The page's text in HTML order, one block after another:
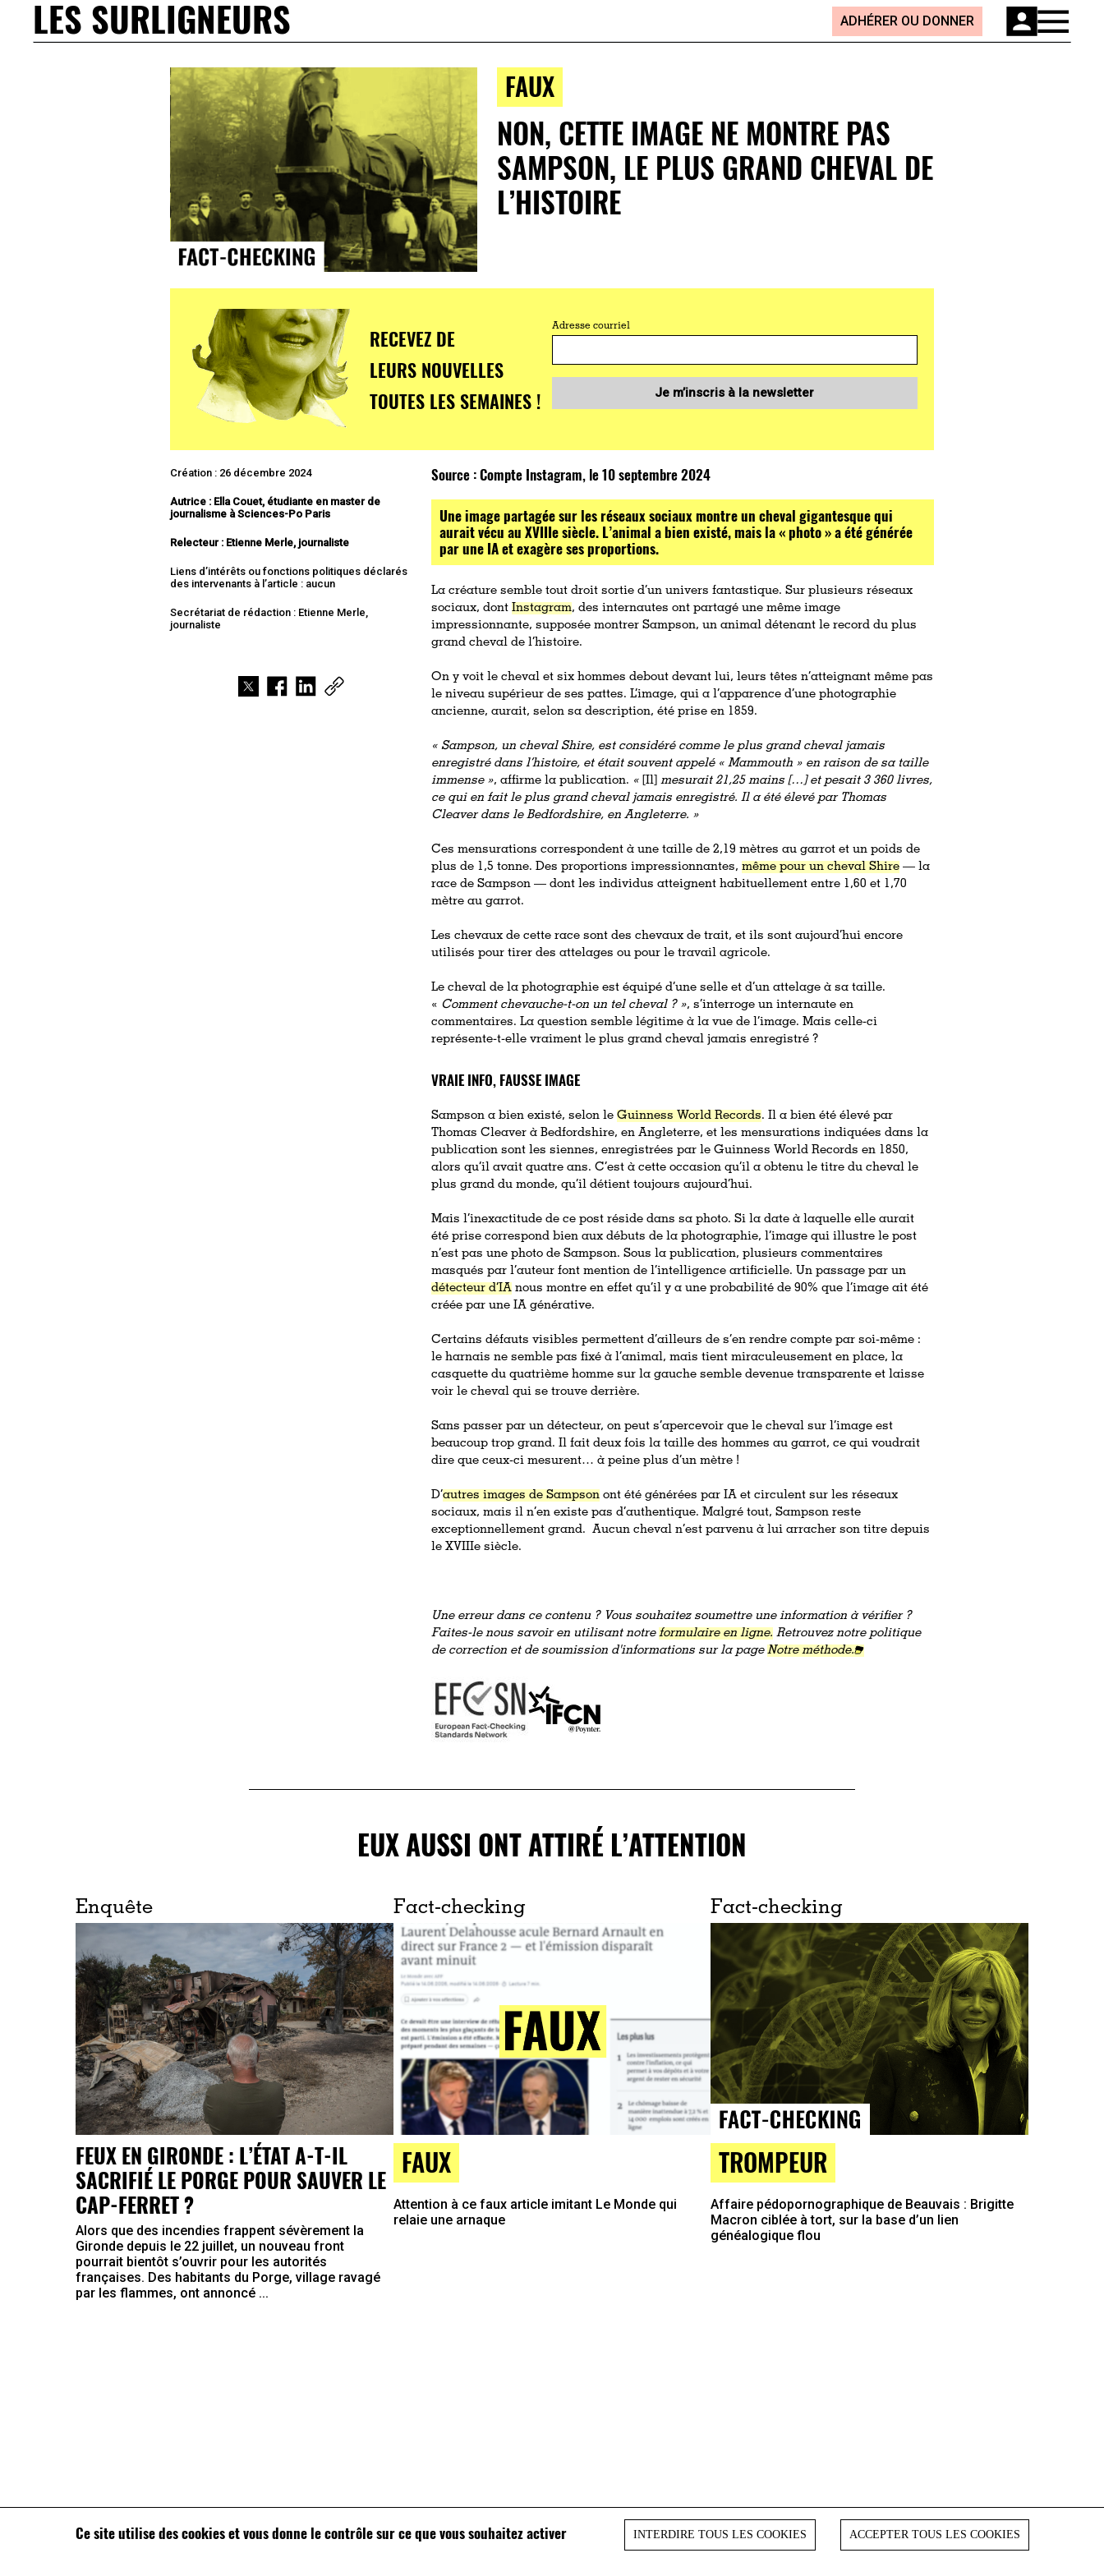
Ce site utilise des cookies et vous donne le contrôle sur ce que vous souhaitez activer INTERDIRE TOUS LES COOKIES ACCEPTER TOUS LES COOKIES
LES SURLIGNEURS ADHÉRER OU DONNER
FAUX
NON, CETTE IMAGE NE MONTRE PAS
SAMPSON, LE PLUS GRAND CHEVAL DE
L’HISTOIRE
RECEVEZ DE
LEURS NOUVELLES
TOUTES LES SEMAINES !
Adresse courriel
Je m’inscris à la newsletter
Création : 26 décembre 2024
Autrice : Ella Couet, étudiante en master de
journalisme à Sciences-Po Paris
Relecteur : Etienne Merle, journaliste
Liens d’intérêts ou fonctions politiques déclarés
des intervenants à l’article : aucun
Secrétariat de rédaction : Etienne Merle,
journaliste
Source :Compte Instagram, le 10 septembre 2024
Une image partagée sur les réseaux sociaux montre un cheval gigantesque qui
aurait vécu au XVIIIe siècle. L’animal a bien existé, mais la « photo » a été générée
par une IA et exagère ses proportions.
La créature semble tout droit sortie d’un univers fantastique. Sur plusieurs réseaux
sociaux, dontInstagram, des internautes ont partagé une même image
impressionnante, supposée montrer Sampson, un animal détenant le record du plus
grand cheval de l’histoire.
On y voit le cheval et six hommes debout devant lui, leurs têtes n’atteignant même pas
le niveau supérieur de ses pattes. L’image, qui a l’apparence d’une photographie
ancienne, aurait, selon sa description, été prise en 1859.
« Sampson, un cheval Shire, est considéré comme le plus grand cheval jamais
enregistré dans l’histoire, et était souvent appelé « Mammouth » en raison de sa taille
immense », affirme la publication. « [Il] mesurait 21,25 mains […] et pesait 3 360 livres,
ce qui en fait le plus grand cheval jamais enregistré. Il a été élevé par Thomas
Cleaver dans le Bedfordshire, en Angleterre. »
Ces mensurations correspondent à une taille de 2,19 mètres au garrot et un poids de
plus de 1,5 tonne. Des proportions impressionnantes,même pour un cheval Shire — la
race de Sampson — dont les individus atteignent habituellement entre 1,60 et 1,70
mètre au garrot.
Les chevaux de cette race sont des chevaux de trait, et ils sont aujourd’hui encore
utilisés pour tirer des attelages ou pour le travail agricole.
Le cheval de la photographie est équipé d’une selle et d’un attelage à sa taille.
« Comment chevauche-t-on un tel cheval ? », s’interroge un internaute en
commentaires. La question semble légitime à la vue de l’image. Mais celle-ci
représente-t-elle vraiment le plus grand cheval jamais enregistré ?
VRAIE INFO, FAUSSE IMAGE
Sampson a bien existé, selon leGuinness World Records. Il a bien été élevé par
Thomas Cleaver à Bedfordshire, en Angleterre, et les mensurations indiquées dans la
publication sont les siennes, enregistrées par le Guinness World Records en 1850,
alors qu’il avait quatre ans. C’est à cette occasion qu’il a obtenu le titre du cheval le
plus grand du monde, qu’il détient toujours aujourd’hui.
Mais l’inexactitude de ce post réside dans sa photo. Si la date à laquelle elle aurait
été prise correspond bien aux débuts de la photographie, l’image qui illustre le post
n’est pas une photo de Sampson. Sous la publication, plusieurs commentaires
masqués par l’auteur font mention de l’intelligence artificielle. Un passage par un
détecteur d’IA nous montre en effet qu’il y a une probabilité de 90% que l’image ait été
créée par une IA générative.
Certains défauts visibles permettent d’ailleurs de s’en rendre compte par soi-même :
le harnais ne semble pas fixé à l’animal, mais tient miraculeusement en place, la
casquette du quatrième homme sur la gauche semble devenue transparente et laisse
voir le cheval qui se trouve derrière.
Sans passer par un détecteur, on peut s’apercevoir que le cheval sur l’image est
beaucoup trop grand. Il fait deux fois la taille des hommes au garrot, ce qui voudrait
dire que ceux-ci mesurent… à peine plus d’un mètre !
D’autres images de Sampson ont été générées par IA et circulent sur les réseaux
sociaux, mais il n’en existe pas d’authentique. Malgré tout, Sampson reste
exceptionnellement grand. Aucun cheval n’est parvenu à lui arracher son titre depuis
le XVIIIe siècle.
Une erreur dans ce contenu ? Vous souhaitez soumettre une information à vérifier ?
Faites-le nous savoir en utilisant notreformulaire en ligne. Retrouvez notre politique
de correction et de soumission d'informations sur la pageNotre méthode.
EUX AUSSI ONT ATTIRÉ L’ATTENTION
Enquête
FEUX EN GIRONDE : L’ÉTAT A-T-IL
SACRIFIÉ LE PORGE POUR SAUVER LE
CAP-FERRET ?
Alors que des incendies frappent sévèrement la
Gironde depuis le 22 juillet, un nouveau front
pourrait bientôt s’ouvrir pour les autorités
françaises. Des habitants du Porge, village ravagé
par les flammes, ont annoncé ...
Fact-checking
FAUX
Attention à ce faux article imitant Le Monde qui
relaie une arnaque
Fact-checking
TROMPEUR
Affaire pédopornographique de Beauvais : Brigitte
Macron ciblée à tort, sur la base d’un lien
généalogique flou